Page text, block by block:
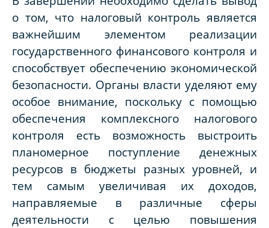
о том, что налоговый контроль является
важнейшим элементом реализации
государственного финансового контроля и
способствует обеспечению экономической
безопасности. Органы власти уделяют ему
особое внимание, поскольку с помощью
обеспечения комплексного налогового
контроля есть возможность выстроить
планомерное поступление денежных
ресурсов в бюджеты разных уровней, и
тем самым увеличивая их доходов,
направляемые в различные сферы
деятельности с целью повышения